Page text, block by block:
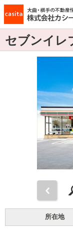
セブンイレ
所在地